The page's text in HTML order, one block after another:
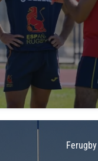
Ferugby